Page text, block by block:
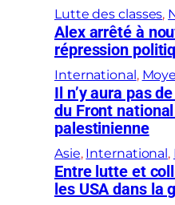
Lutte des classes,
Alex arrêté à
répression
International ,
Il n’y aura pas
du Front
palestinienne
Asie, International ,
Entre lutte et
les USA dans la